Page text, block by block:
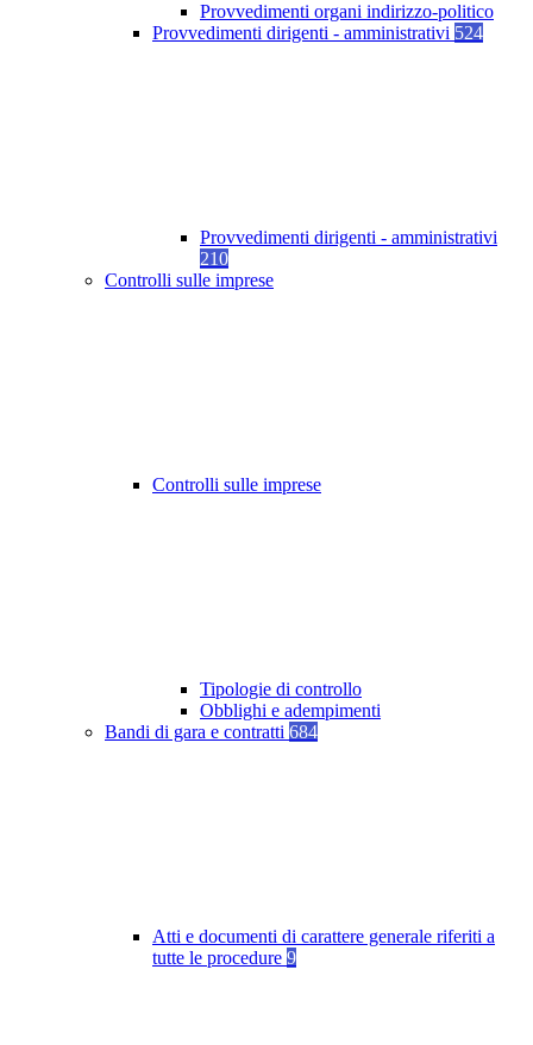
Provvedimenti organi indirizzo-politico
Provvedimenti dirigenti - amministrativi 524
Provvedimenti dirigenti - amministrativi
210
Controlli sulle imprese
Controlli sulle imprese
Tipologie di controllo
Obblighi e adempimenti
Bandi di gara e contratti 684
Atti e documenti di carattere generale riferiti a
tutte le procedure 9